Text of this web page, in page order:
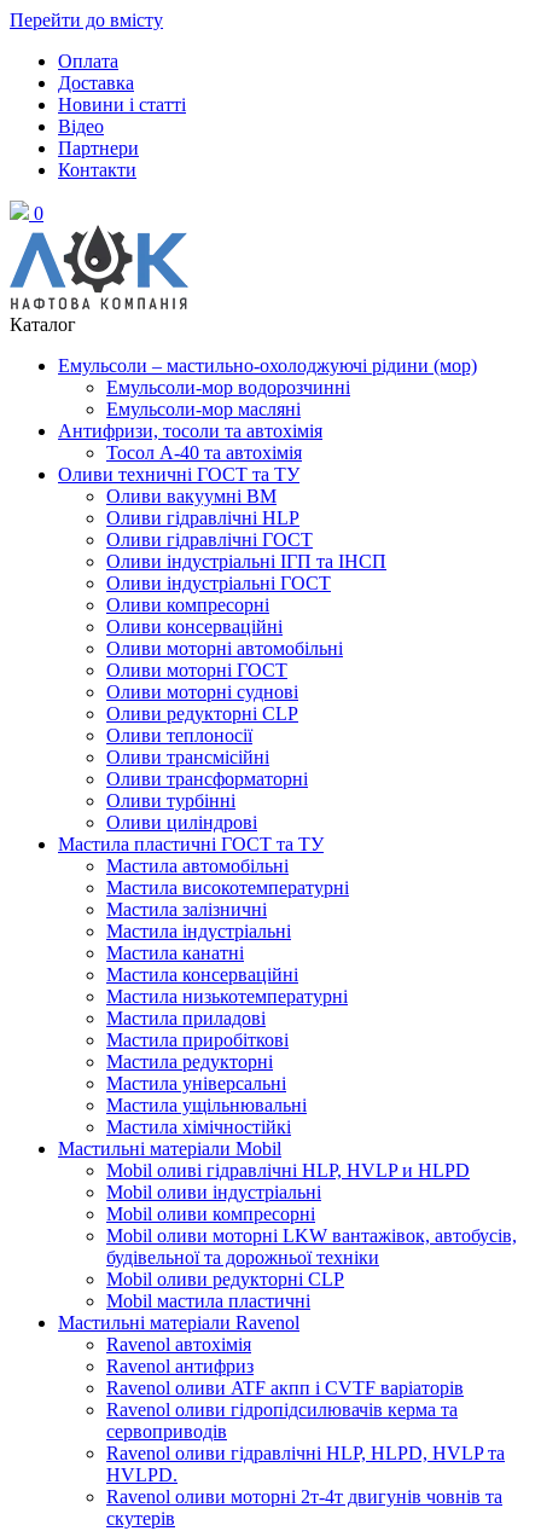
Перейти до вмісту
Оплата
Доставка
Новини і статті
Відео
Партнери
Контакти
0
Каталог
Емульсоли – мастильно-охолоджуючі рідини (мор)
Емульсоли-мор водорозчинні
Емульсоли-мор масляні
Антифризи, тосоли та автохімія
Тосол А-40 та автохімія
Оливи техничні ГОСТ та ТУ
Оливи вакуумні ВМ
Оливи гідравлічні HLP
Оливи гідравлічні ГОСТ
Оливи індустріальні ІГП та ІНСП
Оливи індустріальні ГОСТ
Оливи компресорні
Оливи консерваційні
Оливи моторні автомобільні
Оливи моторні ГОСТ
Оливи моторні суднові
Оливи редукторні CLP
Оливи теплоносії
Оливи трансмісійні
Оливи трансформаторні
Оливи турбінні
Оливи циліндрові
Мастила пластичні ГОСТ та ТУ
Мастила автомобільні
Мастила високотемпературні
Мастила залізничні
Мастила індустріальні
Мастила канатні
Мастила консерваційні
Мастила низькотемпературні
Мастила приладові
Мастила приробіткові
Мастила редукторні
Мастила універсальні
Мастила ущільнювальні
Мастила хімічностійкі
Мастильні матеріали Mobil
Mobil оливі гідравлічні HLP, HVLP и HLPD
Mobil оливи індустріальні
Mobil оливи компресорні
Mobil оливи моторні LKW вантажівок, автобусів,
будівельної та дорожньої техніки
Mobil оливи редукторні CLP
Mobil мастила пластичні
Мастильні матеріали Ravenol
Ravenol автохімія
Ravenol антифриз
Ravenol оливи ATF акпп і CVTF варіаторів
Ravenol оливи гідропідсилювачів керма та
сервоприводів
Ravenol оливи гідравлічні HLP, HLPD, HVLP та
HVLPD.
Ravenol оливи моторні 2т-4т двигунів човнів та
скутерів